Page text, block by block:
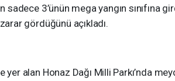
sadece 3’ünün mega yangın sınıfına
gördüğünü açıkladı.
yer alan Honaz Dağı Milli Parkı’nda